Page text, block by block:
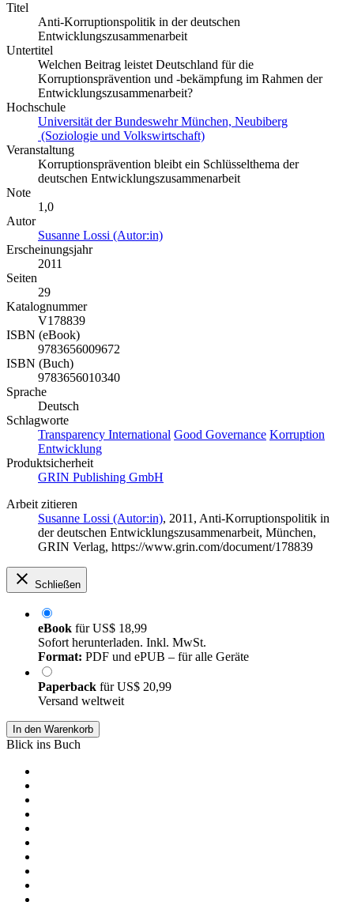
Titel
Anti-Korruptionspolitik in der deutschen
Entwicklungszusammenarbeit
Untertitel
Welchen Beitrag leistet Deutschland für die
Korruptionsprävention und -bekämpfung im Rahmen der
Entwicklungszusammenarbeit?
Hochschule
Universität der Bundeswehr München, Neubiberg
(Soziologie und Volkswirtschaft)
Veranstaltung
Korruptionsprävention bleibt ein Schlüsselthema der
deutschen Entwicklungszusammenarbeit
Note
1,0
Autor
Susanne Lossi (Autor:in)
Erscheinungsjahr
2011
Seiten
29
Katalognummer
V178839
ISBN (eBook)
9783656009672
ISBN (Buch)
9783656010340
Sprache
Deutsch
Schlagworte
Transparency International Good Governance Korruption
Entwicklung
Produktsicherheit
GRIN Publishing GmbH
Arbeit zitieren
Susanne Lossi (Autor:in), 2011, Anti-Korruptionspolitik in
der deutschen Entwicklungszusammenarbeit, München,
GRIN Verlag, https://www.grin.com/document/178839
Schließen
eBook fürUS$ 18,99
Sofort herunterladen. Inkl. MwSt.
Format: PDF und ePUB – für alle Geräte
Paperback fürUS$ 20,99
Versand weltweit
In den Warenkorb
Blick ins Buch